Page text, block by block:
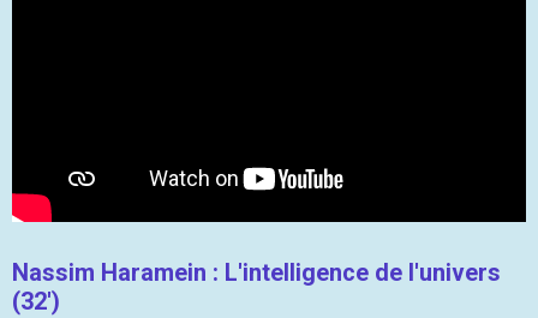
Nassim Haramein : L'intelligence de l'univers
(32')